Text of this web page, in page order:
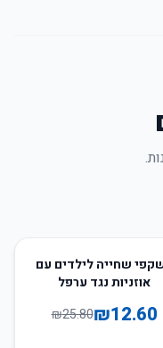
שחייה לילדים עם
אוזניות נגד ערפל
₪12.60
₪25.80